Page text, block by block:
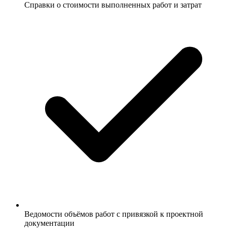
Справки о стоимости выполненных работ и затрат
Ведомости объёмов работ с привязкой к проектной
документации